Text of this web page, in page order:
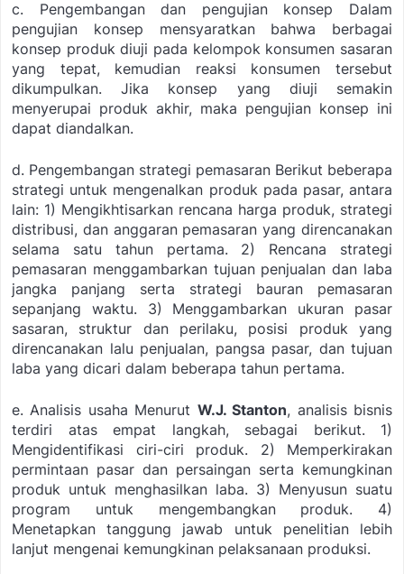
c. Pengembangan dan pengujian konsep
Dalam
pengujian konsep mensyaratkan bahwa berbagai
konsep produk diuji pada kelompok konsumen sasaran
yang tepat, kemudian reaksi konsumen tersebut
dikumpulkan. Jika konsep yang diuji semakin
menyerupai produk akhir, maka pengujian konsep ini
dapat diandalkan.
d. Pengembangan strategi pemasaran Berikut beberapa
strategi untuk mengenalkan produk pada pasar, antara
lain: 1) Mengikhtisarkan rencana harga produk, strategi
distribusi, dan anggaran pemasaran yang direncanakan
selama satu tahun pertama.
2) Rencana strategi
pemasaran menggambarkan tujuan penjualan dan laba
jangka panjang serta strategi bauran pemasaran
sepanjang waktu.
3) Menggambarkan ukuran pasar
sasaran, struktur dan perilaku, posisi produk yang
direncanakan lalu penjualan, pangsa pasar, dan tujuan
laba yang dicari dalam beberapa tahun pertama.
e. Analisis usaha Menurut W.J. Stanton, analisis bisnis
terdiri atas empat langkah, sebagai berikut.
1)
Mengidentifikasi ciri-ciri produk.
2) Memperkirakan
permintaan pasar dan persaingan serta kemungkinan
produk untuk menghasilkan laba. 3) Menyusun suatu
program untuk mengembangkan produk.
4)
Menetapkan tanggung jawab untuk penelitian lebih
lanjut mengenai kemungkinan pelaksanaan produksi.